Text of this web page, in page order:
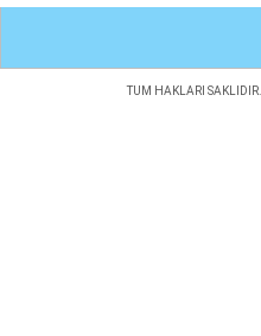
TUM HAKLARI SAKLIDIR.